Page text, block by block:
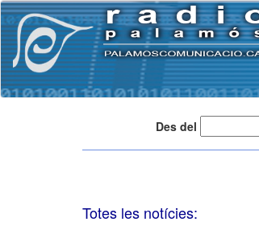
Des del
Totes les notícies: